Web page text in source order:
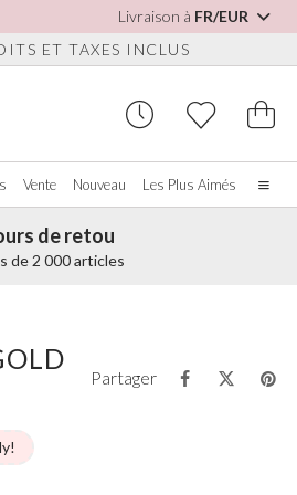
Livraison à FR/EUR
ET TAXES INCLUS
Voir tout
Perfect Bridal
tout
Pour Montres
Vente Nouveau Les Plus Aimés
Accueil
Notre histoire
de retou
de 2 000 articles
Partager